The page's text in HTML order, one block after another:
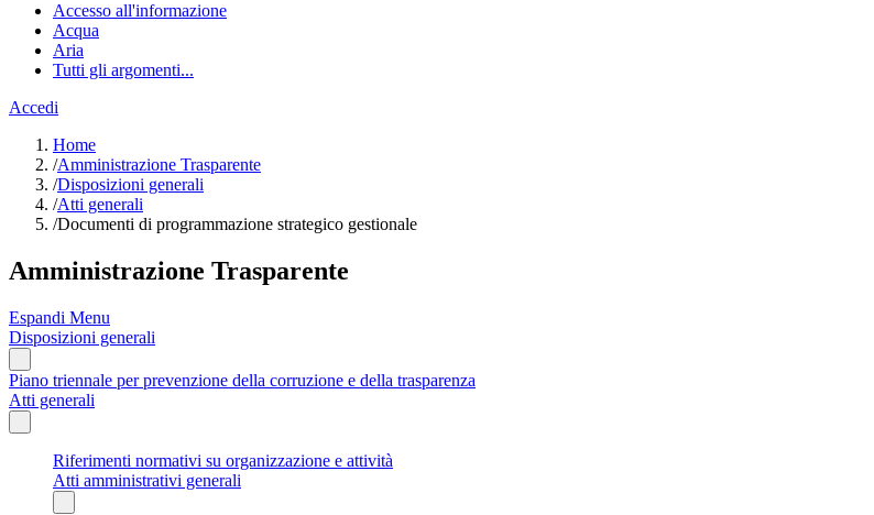
Accesso all'informazione
Acqua
Aria
Tutti gli argomenti...
Accedi
Home
/Amministrazione Trasparente
/Disposizioni generali
/Atti generali
/Documenti di programmazione strategico gestionale
Amministrazione Trasparente
Espandi Menu
Disposizioni generali
Piano triennale per prevenzione della corruzione e della trasparenza
Atti generali
Riferimenti normativi su organizzazione e attività
Atti amministrativi generali